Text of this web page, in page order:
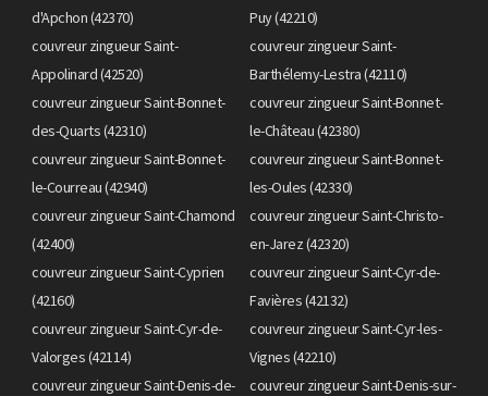
d'Apchon (42370)
Puy (42210)
couvreur zingueur Saint-
Appolinard (42520)
couvreur zingueur Saint-
Barthélemy-Lestra (42110)
couvreur zingueur Saint-Bonnet-
des-Quarts (42310)
couvreur zingueur Saint-Bonnet-
le-Château (42380)
couvreur zingueur Saint-Bonnet-
le-Courreau (42940)
couvreur zingueur Saint-Bonnet-
les-Oules (42330)
couvreur zingueur Saint-Chamond
(42400)
couvreur zingueur Saint-Christo-
en-Jarez (42320)
couvreur zingueur Saint-Cyprien
(42160)
couvreur zingueur Saint-Cyr-de-
Favières (42132)
couvreur zingueur Saint-Cyr-de-
Valorges (42114)
couvreur zingueur Saint-Cyr-les-
Vignes (42210)
couvreur zingueur Saint-Denis-de-
couvreur zingueur Saint-Denis-sur-